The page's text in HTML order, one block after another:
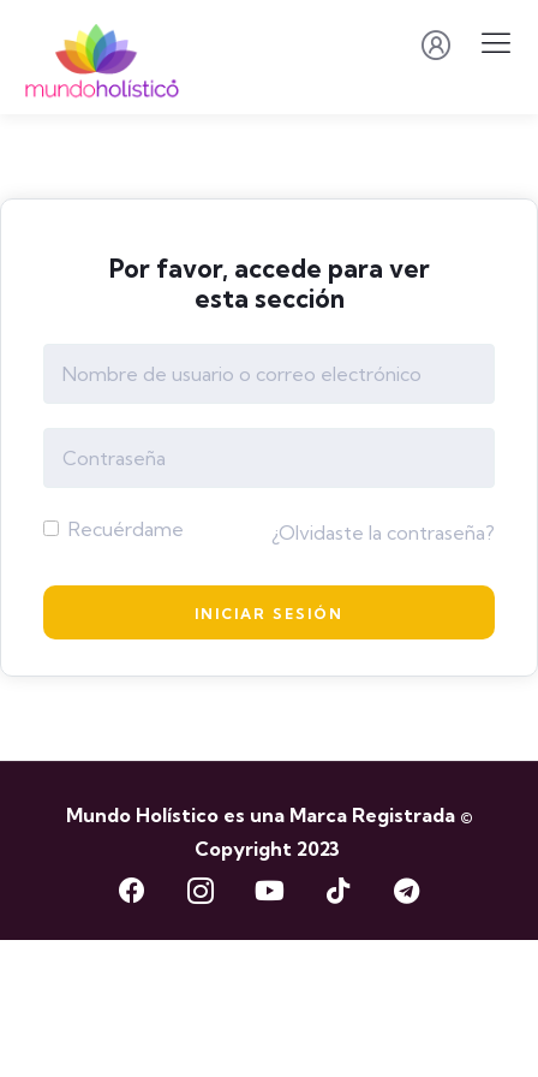
Por favor, accede para ver
esta sección
Recuérdame ¿Olvidaste la contraseña?
Mundo Holístico es una Marca Registrada ©
Copyright 2023